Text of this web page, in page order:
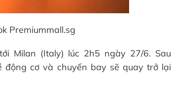
Premiummall.sg
Milan (Italy) lúc 2h5 ngày 27/6. Sau
cơ và chuyến bay sẽ quay trở lại